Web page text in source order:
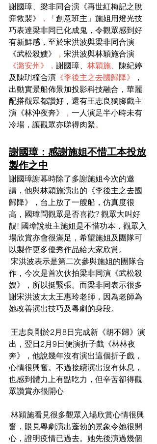
謝國璋、梁非同合演《再世紅梅記之脫
穽救裴》
，
「創意班主」施姐用燈光技
巧表達梁非同已化成鬼，令觀眾感到好
有新鮮感，至於宋洪波與梁非同合演
《武松殺嫂》
， 宋洪波與林穎施合演
《潞安州》
， 謝國璋、 林穎施、 陳紀婷
及陳玬橦合演 《李後主之去國歸降》
，
出動實景船佈景加投影科技融合，華麗
配搭觀眾都讚好，還有王志良獨腳戲主
演《林沖夜奔》
， 一人演足半小時未有
冷場，讓觀眾亦睇得肉緊。
謝國璋：感謝施姐不惜工本投放
製作之中
謝國璋謝幕時除了多謝施姐今次的邀
請，他與林穎施演出的《李後主之去國
歸降》，台上放了一艘船，仿真度很
高，國璋問觀眾是否喜歡? 觀眾大叫好
靚! 國璋說班主施姐是不惜功本，觀眾入
場欣賞亦會很滿足，希望施姐及團隊可
以製作更多優秀作品給大家欣賞。
作，今次是首次伙拍梁非同演《武松殺
嫂》，所以挺緊張。而梁非同表示很多
謝宋洪波太太王惠玲老師，因為老師為
她改善演出技巧及粵劇的身段。
出，翌日2月9日便演折子戲《林林夜
奔》，他說幾年沒有演出這個折子戲，
心情很興奮。不過接續演出沒有休息，
也感到體力上有點吃力，但辛苦卻得觀
眾讚賞亦很開心
奮，眼見粵劇演出蓬勃的景象令她很開
心，證明疫情已過去。她先後演過幾個